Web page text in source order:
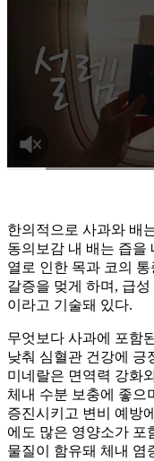
한의적으로 사과와 배
동의보감 내 배는 즙을
열로 인한 목과 코의
갈증을 멎게 하며, 급
이라고 기술돼 있다.
무엇보다 사과에 포함
낮춰 심혈관 건강에 긍
미네랄은 면역력 강화
체내 수분 보충에 좋으
증진시키고 변비 예방
에도 많은 영양소가 포
물질이 함유돼 체내 염